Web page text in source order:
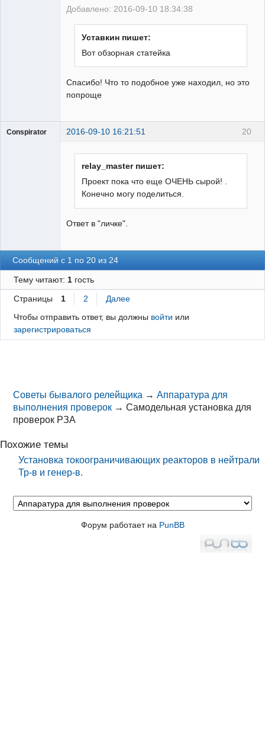
Добавлено: 2016-09-10 18:34:38
Уставкин пишет:
Вот обзорная статейка
Спасибо! Что то подобное уже находил, но это
попроще
20
Conspirator 2016-09-10 16:21:51
relay_master пишет:
Проект пока что еще ОЧЕНЬ сырой! .
Конечно могу поделиться.
Ответ в "личке".
Сообщений с 1 по 20 из 24
Тему читают: 1гость
Страницы 1 2
Далее
Чтобы отправить ответ, вы должны войти или
зарегистрироваться
Советы бывалого релейщика →Аппаратура для
выполнения проверок →Самодельная установка для
проверок РЗА
Похожие темы
Установка токоограничивающих реакторов в нейтрали
Тр-в и генер-в.
Форум работает на PunBB